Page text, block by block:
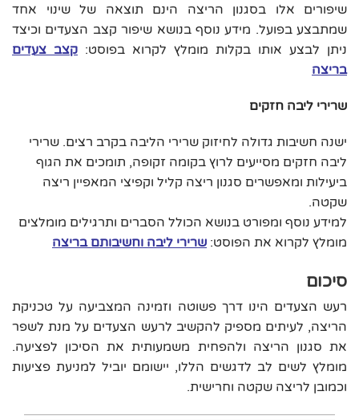
שיפורים אלו בסגנון הריצה הינם תוצאה של שינוי אחד
שמתבצע בפועל. מידע נוסף בנושא שיפור קצב הצעדים וכיצד
ניתן לבצע אותו בקלות מומלץ לקרוא בפוסט: קצב צעדים
בריצה
שרירי ליבה חזקים
ישנה חשיבות גדולה לחיזוק שרירי הליבה בקרב רצים. שרירי
ליבה חזקים מסייעים לרוץ בקומה זקופה, תומכים את הגוף
ביעילות ומאפשרים סגנון ריצה קליל וקפיצי המאפיין ריצה
שקטה.
למידע נוסף ומפורט בנושא הכולל הסברים ותרגילים מומלצים
מומלץ לקרוא את הפוסט: שרירי ליבה וחשיבותם בריצה
סיכום
רעש הצעדים הינו דרך פשוטה וזמינה המצביעה על טכניקת
הריצה, לעיתים מספיק להקשיב לרעש הצעדים על מנת לשפר
את סגנון הריצה ולהפחית משמעותית את הסיכון לפציעה.
מומלץ לשים לב לדגשים הללו, יישומם יוביל למניעת פציעות
וכמובן לריצה שקטה וחרישית.